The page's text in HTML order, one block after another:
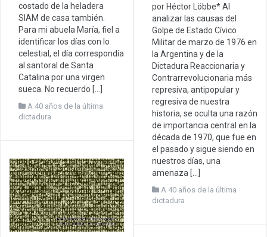
por Héctor Löbbe* Al
analizar las causas del
Golpe de Estado Cívico
Militar de marzo de 1976 en
la Argentina y de la
Dictadura Reaccionaria y
Contrarrevolucionaria más
represiva, antipopular y
regresiva de nuestra
historia, se oculta una razón
de importancia central en la
década de 1970, que fue en
el pasado y sigue siendo en
nuestros días, una
amenaza […]
A 40 años de la última
dictadura
costado de la heladera
SIAM de casa también.
Para mi abuela María, fiel a
identificar los días con lo
celestial, el día correspondía
al santoral de Santa
Catalina por una virgen
sueca. No recuerdo […]
A 40 años de la última
dictadura